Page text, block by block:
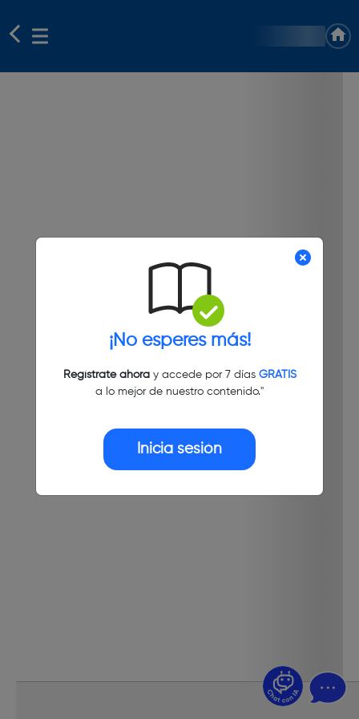
¡No esperes más!
Regístrate ahoray accede por 7 días GRATIS
a lo mejor de nuestro contenido."
Inicia sesión